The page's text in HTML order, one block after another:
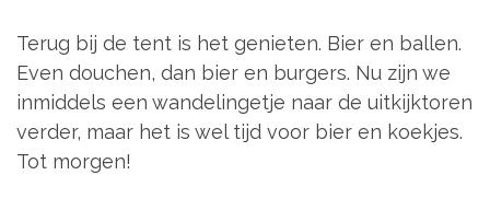
Terug bij de tent is het genieten. Bier en ballen.
Even douchen, dan bier en burgers. Nu zijn we
inmiddels een wandelingetje naar de uitkijktoren
verder, maar het is wel tijd voor bier en koekjes.
Tot morgen!